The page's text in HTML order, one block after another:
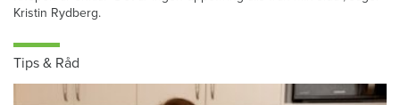
Knepen är enkla: ”Det är ingen uppoffring alls från min sida”, säger
Tips & Råd